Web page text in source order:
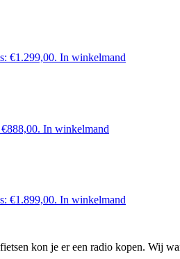
€1.299,00. In winkelmand
In winkelmand
€1.899,00. In winkelmand
kon je er een radio kopen. Wij